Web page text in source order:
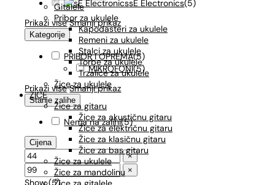
Gitalele
Pribor za ukulele
Kapodasteri za ukulele
Remeni za ukulele
Stalci za ukulele
Torbe za ukulele
Trzalice za ukulele
Žice za ukulele
ŽICE
Žice za gitaru
Žice za akustičnu gitaru
Žice za električnu gitaru
Žice za klasičnu gitaru
Žice za bas gitaru
Žice za ukulele
Žice za mandolinu
sE Electronics(5)
Prikaži više Smanji prikaz
Kategorije
PRIBOR I OPREMA(5)
MIKROFONI(5)
Prikaži više Smanji prikaz
Stanje zalihe
Nema na zalihi(5)
Cijena
×
×
Show(5)